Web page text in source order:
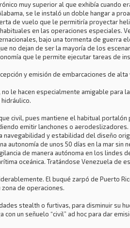
muy superior al que exhibía cuando
se le instaló un doble hangar a
de vuelo que le permitiría proyectar
en las operaciones especiales.
bajo una tormenta de guerra
no dejan de ser la mayoría de los
que le permite ejecutar tareas de
y emisión de embarcaciones de
le hacen especialmente amigable para
civil, pues mantiene el habitual
emitir lanchones o
y estabilidad del diseño
autonomía de unos 50 días en la mar sin
de manera autónoma en los lindes
oceánica. Tratándose Venezuela de
El buqué zarpó de Puerto
de operaciones.
stealth o furtivas, para disminuir su
un señuelo “civil” ad hoc para dar